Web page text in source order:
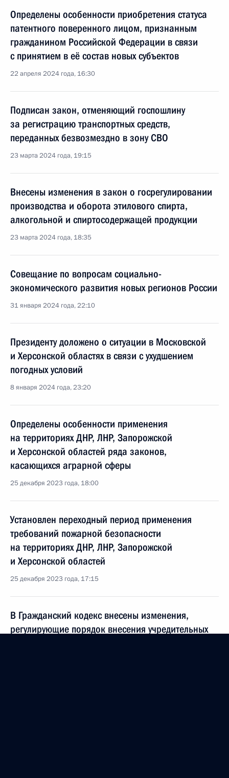
Определены особенности приобретения статуса
патентного поверенного лицом, признанным
гражданином Российской Федерации в связи
с принятием в её состав новых субъектов
22 апреля 2024 года, 16:30
Подписан закон, отменяющий госпошлину
за регистрацию транспортных средств,
переданных безвозмездно в зону СВО
23 марта 2024 года, 19:15
Внесены изменения в закон о госрегулировании
производства и оборота этилового спирта,
алкогольной и спиртосодержащей продукции
23 марта 2024 года, 18:35
Совещание по вопросам социально-
экономического развития новых регионов России
31 января 2024 года, 22:10
Президенту доложено о ситуации в Московской
и Херсонской областях в связи с ухудшением
погодных условий
8 января 2024 года, 23:20
Определены особенности применения
на территориях ДНР, ЛНР, Запорожской
и Херсонской областей ряда законов,
касающихся аграрной сферы
25 декабря 2023 года, 18:00
Установлен переходный период применения
требований пожарной безопасности
на территориях ДНР, ЛНР, Запорожской
и Херсонской областей
25 декабря 2023 года, 17:15
В Гражданский кодекс внесены изменения,
регулирующие порядок внесения учредительных